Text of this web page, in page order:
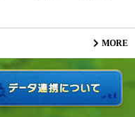
MORE